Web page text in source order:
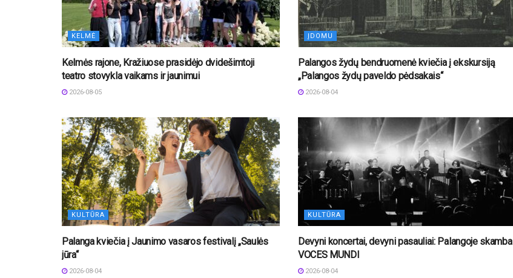
KELMĖ
Kelmės rajone, Kražiuose prasidėjo dvidešimtoji
teatro stovykla vaikams ir jaunimui
2026-08-05
ĮDOMU
Palangos žydų bendruomenė kviečia į ekskursiją
„Palangos žydų paveldo pėdsakais“
2026-08-04
KULTŪRA
Palanga kviečia į Jaunimo vasaros festivalį „Saulės
jūra“
2026-08-04
KULTŪRA
Devyni koncertai, devyni pasauliai: Palangoje skamba
VOCES MUNDI
2026-08-04